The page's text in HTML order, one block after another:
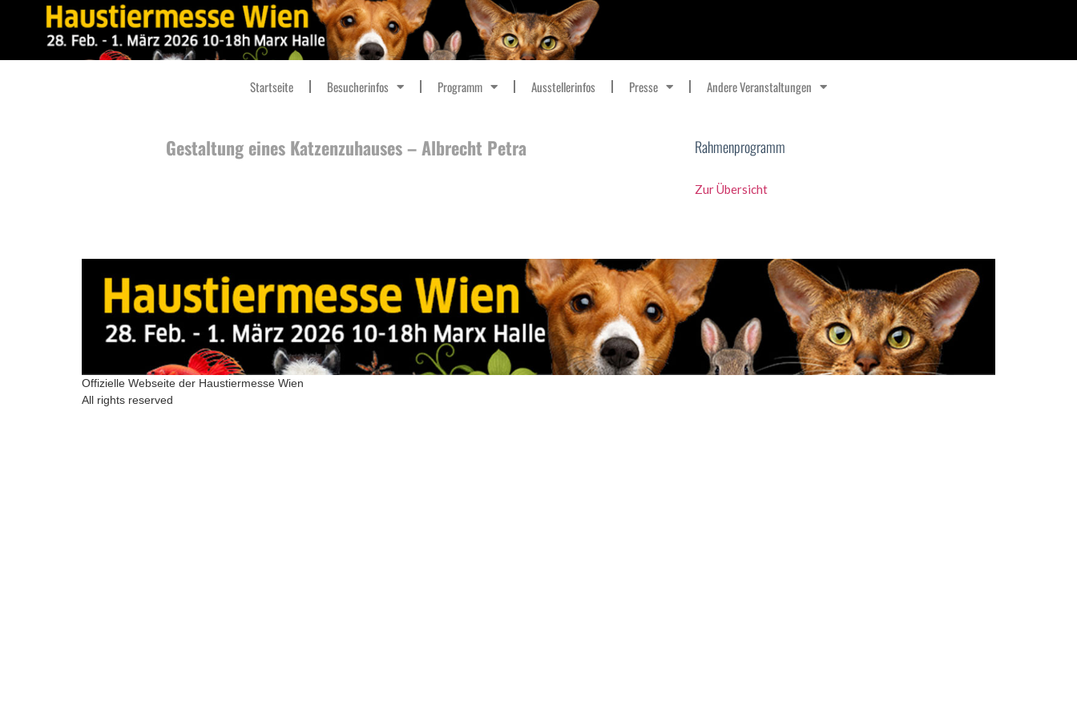
Startseite Besucherinfos Programm Ausstellerinfos Presse Andere Veranstaltungen
Gestaltung eines Katzenzuhauses – Albrecht Petra Rahmenprogramm
Zur Übersicht
Offizielle Webseite der Haustiermesse Wien
All rights reserved